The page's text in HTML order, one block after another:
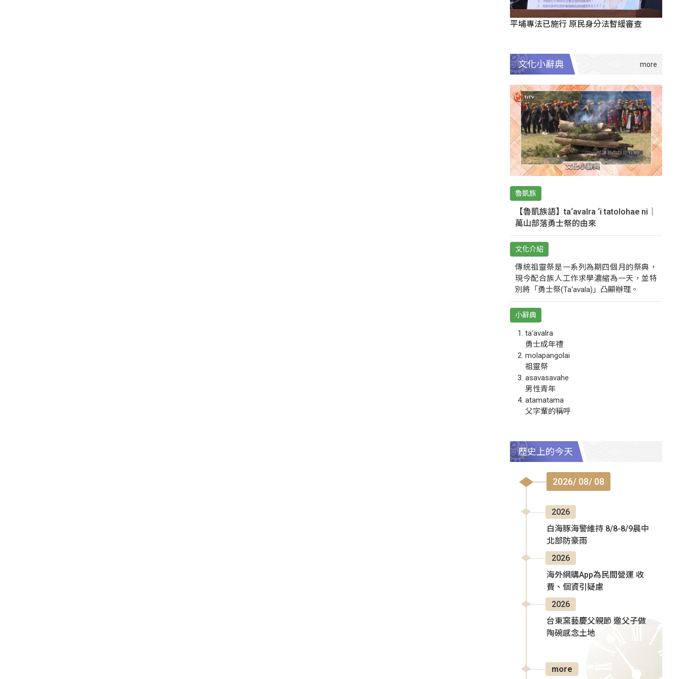
平埔專法已施行 原民身分法暫緩審查
文化小辭典
魯凱族
【魯凱族語】ta‘avalra ‘i tatolohae ni｜
萬山部落勇士祭的由來
文化介紹
傳統祖靈祭是一系列為期四個月的祭典，
現今配合族人工作求學濃縮為一天，並特
別將「勇士祭(Ta‘avala)」凸顯辦理。
小辭典
ta‘avalra
勇士成年禮
molapangolai
祖靈祭
asavasavahe
男性青年
atamatama
父字輩的稱呼
歷史上的今天
2026/ 08/ 08
2026
白海豚海警維持 8/8-8/9晨中
北部防豪雨
2026
海外網購App為民間營運 收
費、個資引疑慮
2026
台東窯藝慶父親節 邀父子做
陶碗感念土地
more